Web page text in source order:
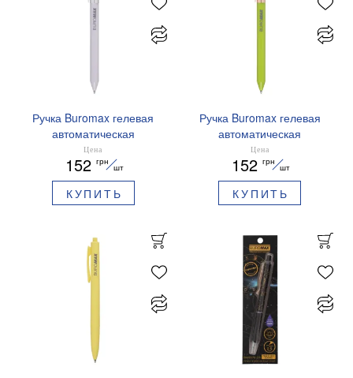
Ручка Buromax гелевая
автоматическая
PRESTIGE SILVER 0,5 мм
синие чернила BM.83102
Цена
152 грн
шт
КУПИТЬ
Ручка Buromax гелевая
автоматическая
PRESTIGE GOLD 0,5 мм
синие чернила BM.83101
Цена
152 грн
шт
КУПИТЬ